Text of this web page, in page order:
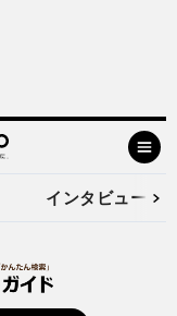
インタビュー